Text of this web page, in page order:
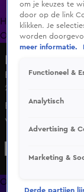
HomeUitzending
Oranjezomer
Emyron krijgt een
21 jan 2025, 18:53
Emyron en Anna
vooruitzicht.
dansje, enkel
unieke ervaring
tijdens de date
Overzicht
om je keuzes te
door op de link
klikken. Je
worden
meer informatie.
Functioneel &
Analytisch
Advertising &
Marketing &
Derde partijen